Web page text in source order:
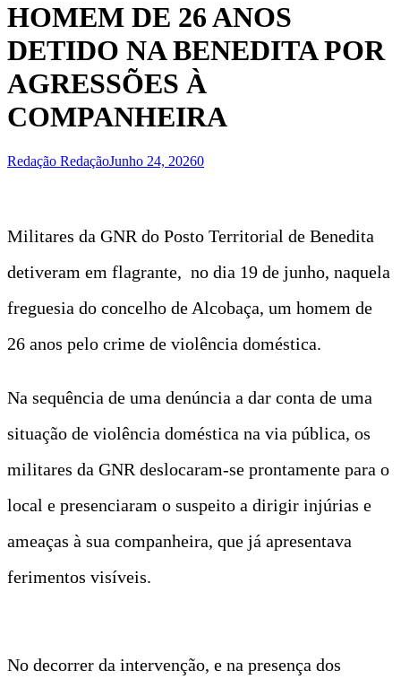
HOMEM DE 26 ANOS
DETIDO NA BENEDITA POR
AGRESSÕES À
COMPANHEIRA
Redação RedaçãoJunho 24, 20260
Militares da GNR do Posto Territorial de Benedita
detiveram em flagrante, no dia 19 de junho, naquela
freguesia do concelho de Alcobaça, um homem de
26 anos pelo crime de violência doméstica.
Na sequência de uma denúncia a dar conta de uma
situação de violência doméstica na via pública, os
militares da GNR deslocaram-se prontamente para o
local e presenciaram o suspeito a dirigir injúrias e
ameaças à sua companheira, que já apresentava
ferimentos visíveis.
No decorrer da intervenção, e na presença dos